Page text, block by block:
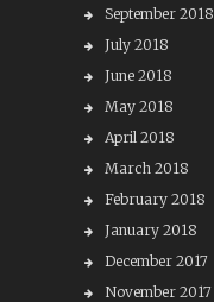
September 2018
July 2018
June 2018
May 2018
April 2018
March 2018
February 2018
January 2018
December 2017
November 2017